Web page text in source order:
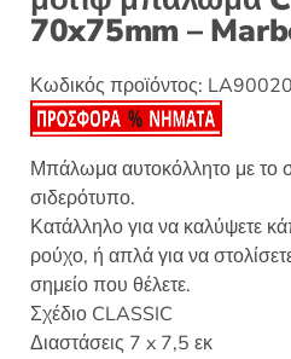
70x75mm –
Κωδικός προϊόντος:
Μπάλωμα αυτοκόλλητο με το
σιδερότυπο.
Κατάλληλο για να καλύψετε
ρούχο, ή απλά για να
σημείο που θέλετε.
Σχέδιο CLASSIC
Διαστάσεις 7 x 7,5 εκ